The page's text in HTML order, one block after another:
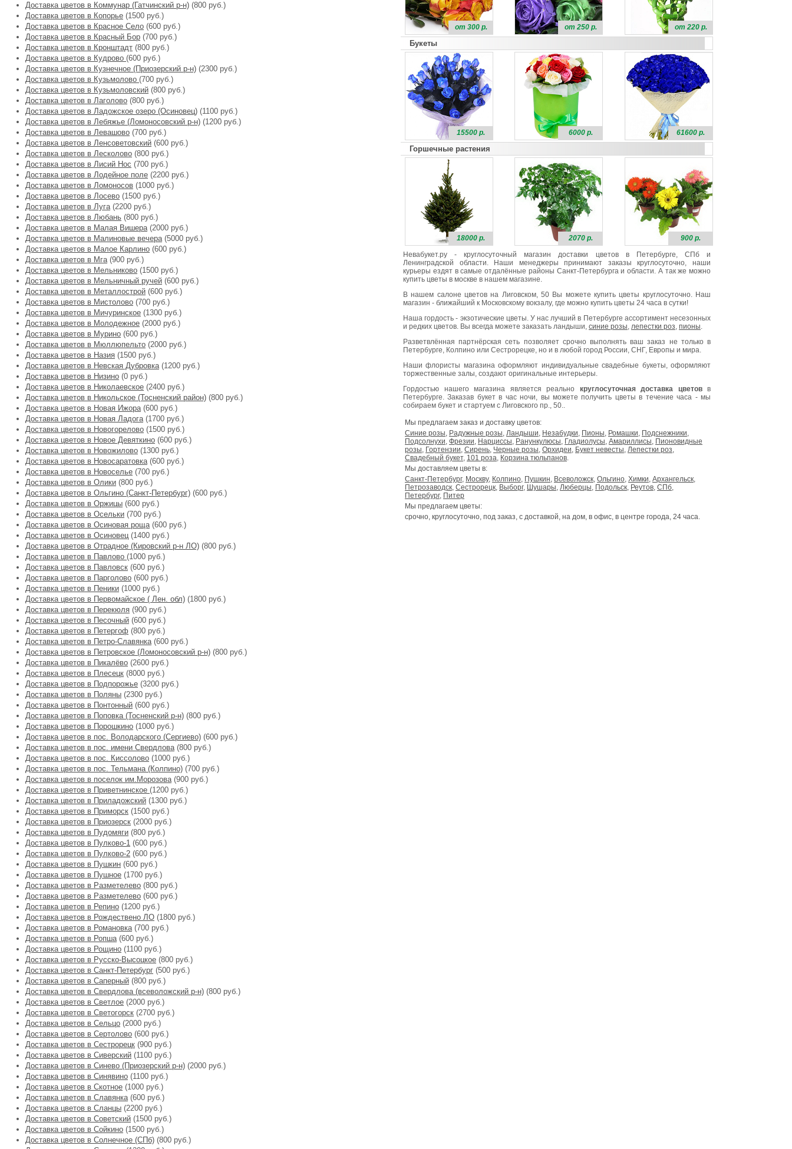
Доставка цветов в Коммунар (Гатчинский р-н) (800 руб.)
Доставка цветов в Копорье (1500 руб.)
Доставка цветов в Красное Село (600 руб.)
Доставка цветов в Красный Бор (700 руб.)
Доставка цветов в Кронштадт (800 руб.)
Доставка цветов в Кудрово (600 руб.)
Доставка цветов в Кузнечное (Приозерский р-н) (2300 руб.)
Доставка цветов в Кузьмолово (700 руб.)
Доставка цветов в Кузьмоловский (800 руб.)
Доставка цветов в Лаголово (800 руб.)
Доставка цветов в Ладожское озеро (Осиновец) (1100 руб.)
Доставка цветов в Лебяжье (Ломоносовский р-н) (1200 руб.)
Доставка цветов в Левашово (700 руб.)
Доставка цветов в Ленсоветовский (600 руб.)
Доставка цветов в Лесколово (800 руб.)
Доставка цветов в Лисий Нос (700 руб.)
Доставка цветов в Лодейное поле (2200 руб.)
Доставка цветов в Ломоносов (1000 руб.)
Доставка цветов в Лосево (1500 руб.)
Доставка цветов в Луга(2200 руб.)
Доставка цветов в Любань (800 руб.)
Доставка цветов в Малая Вишера(2000 руб.)
Доставка цветов в Малиновые вечера(5000 руб.)
Доставка цветов в Малое Карлино (600 руб.)
Доставка цветов в Мга(900 руб.)
Доставка цветов в Мельниково (1500 руб.)
Доставка цветов в Мельничный ручей (600 руб.)
Доставка цветов в Металлострой (600 руб.)
Доставка цветов в Мистолово (700 руб.)
Доставка цветов в Мичуринское (1300 руб.)
Доставка цветов в Молодежное (2000 руб.)
Доставка цветов в Мурино (600 руб.)
Доставка цветов в Мюллюпельто (2000 руб.)
Доставка цветов в Назия (1500 руб.)
Доставка цветов в Невская Дубровка(1200 руб.)
Доставка цветов в Низино (0 руб.)
Доставка цветов в Николаевское (2400 руб.)
Доставка цветов в Никольское (Тосненский район) (800 руб.)
Доставка цветов в Новая Ижора(600 руб.)
Доставка цветов в Новая Ладога(1700 руб.)
Доставка цветов в Новогорелово (1500 руб.)
Доставка цветов в Новое Девяткино (600 руб.)
Доставка цветов в Новожилово (1300 руб.)
Доставка цветов в Новосаратовка(600 руб.)
Доставка цветов в Новоселье (700 руб.)
Доставка цветов в Олики (800 руб.)
Доставка цветов в Ольгино (Санкт-Петербург) (600 руб.)
Доставка цветов в Оржицы (600 руб.)
Доставка цветов в Осельки (700 руб.)
Доставка цветов в Осиновая роща(600 руб.)
Доставка цветов в Осиновец (1400 руб.)
Доставка цветов в Отрадное (Кировский р-н ЛО) (800 руб.)
Доставка цветов в Павлово (1000 руб.)
Доставка цветов в Павловск (600 руб.)
Доставка цветов в Парголово (600 руб.)
Доставка цветов в Пеники (1000 руб.)
Доставка цветов в Первомайское ( Лен. обл) (1800 руб.)
Доставка цветов в Перекюля (900 руб.)
Доставка цветов в Песочный (600 руб.)
Доставка цветов в Петергоф (800 руб.)
Доставка цветов в Петро-Славянка(600 руб.)
Доставка цветов в Петровское (Ломоносовский р-н) (800 руб.)
Доставка цветов в Пикалёво (2600 руб.)
Доставка цветов в Плесецк (8000 руб.)
Доставка цветов в Подпорожье (3200 руб.)
Доставка цветов в Поляны (2300 руб.)
Доставка цветов в Понтонный (600 руб.)
Доставка цветов в Поповка (Тосненский р-н) (800 руб.)
Доставка цветов в Порошкино (1000 руб.)
Доставка цветов в пос. Володарского (Сергиево) (600 руб.)
Доставка цветов в пос. имени Свердлова(800 руб.)
Доставка цветов в пос. Киссолово (1000 руб.)
Доставка цветов в пос. Тельмана (Колпино) (700 руб.)
Доставка цветов в поселок им.Морозова(900 руб.)
Доставка цветов в Приветнинское (1200 руб.)
Доставка цветов в Приладожский (1300 руб.)
Доставка цветов в Приморск (1500 руб.)
Доставка цветов в Приозерск (2000 руб.)
Доставка цветов в Пудомяги (800 руб.)
Доставка цветов в Пулково-1 (600 руб.)
Доставка цветов в Пулково-2 (600 руб.)
Доставка цветов в Пушкин (600 руб.)
Доставка цветов в Пушное (1700 руб.)
Доставка цветов в Разметелево (800 руб.)
Доставка цветов в Разметелево (600 руб.)
Доставка цветов в Репино (1200 руб.)
Доставка цветов в Рождествено ЛО (1800 руб.)
Доставка цветов в Романовка(700 руб.)
Доставка цветов в Ропша(600 руб.)
Доставка цветов в Рощино (1100 руб.)
Доставка цветов в Русско-Высоцкое (800 руб.)
Доставка цветов в Санкт-Петербург (500 руб.)
Доставка цветов в Саперный (800 руб.)
Доставка цветов в Свердлова (всеволожский р-н) (800 руб.)
Доставка цветов в Светлое (2000 руб.)
Доставка цветов в Светогорск (2700 руб.)
Доставка цветов в Сельцо (2000 руб.)
Доставка цветов в Сертолово (600 руб.)
Доставка цветов в Сестрорецк (900 руб.)
Доставка цветов в Сиверский (1100 руб.)
Доставка цветов в Синево (Приозерский р-н) (2000 руб.)
Доставка цветов в Синявино (1100 руб.)
Доставка цветов в Скотное (1000 руб.)
Доставка цветов в Славянка(600 руб.)
Доставка цветов в Сланцы (2200 руб.)
Доставка цветов в Советский (1500 руб.)
Доставка цветов в Сойкино (1500 руб.)
Доставка цветов в Солнечное (СПб) (800 руб.)
от 300 р. от 250 р. от 220 р.
Букеты
15500 р. 6000 р. 61600 р.
Горшечные растения
18000 р. 2070 р.
900 р.
Невабукет.ру - круглосуточный магазин доставки цветов в Петербурге, СПб и
Ленинградской области. Наши менеджеры принимают заказы круглосуточно, наши
курьеры ездят в самые отдалённые районы Санкт-Петербурга и области. А так же можно
купить цветы в москве в нашем магазине.
В нашем салоне цветов на Лиговском, 50 Вы можете купить цветы круглосуточно. Наш
магазин - ближайший к Московскому вокзалу, где можно купить цветы 24 часа в сутки!
Наша гордость - экзотические цветы. У нас лучший в Петербурге ассортимент несезонных
и редких цветов. Вы всегда можете заказать ландыши, синие розы, лепестки роз, пионы.
Разветвлённая партнёрская сеть позволяет срочно выполнять ваш заказ не только в
Петербурге, Колпино или Сестрорецке, но и в любой город России, СНГ, Европы и мира.
Наши флористы магазина оформляют индивидуальные свадебные букеты, оформляют
торжественные залы, создают оригинальные интерьеры.
Гордостью нашего магазина является реально круглосуточная доставка цветовв
Петербурге. Заказав букет в час ночи, вы можете получить цветы в течение часа - мы
собираем букет и стартуем с Лиговского пр., 50..
Мы предлагаем заказ и доставку цветов:
Синие розы, Радужные розы, Ландыши, Незабудки, Пионы, Ромашки, Подснежники,
Подсолнухи, Фрезии, Нарциссы, Ранункулюсы, Гладиолусы, Амариллисы, Пионовидные
розы, Гортензии, Сирень, Черные розы, Орхидеи, Букет невесты, Лепестки роз,
Свадебный букет, 101 роза, Корзина тюльпанов.
Мы доставляем цветы в:
Санкт-Петербург, Москву, Колпино, Пушкин, Всеволожск, Ольгино, Химки, Архангельск,
Петрозаводск, Сестрорецк, Выборг, Шушары, Люберцы, Подольск, Реутов, СПб,
Петербург, Питер
Мы предлагаем цветы:
срочно, круглосуточно, под заказ, с доставкой, на дом, в офис, в центре города, 24 часа.